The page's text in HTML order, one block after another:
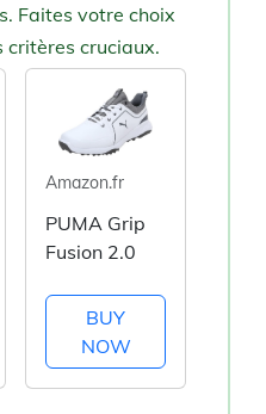
Faites votre choix
critères cruciaux.
Amazon.fr
PUMA Grip
Fusion 2.0
BUY
NOW